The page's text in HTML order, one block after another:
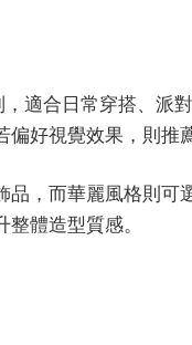
適合日常穿搭、派
好視覺效果，則推
，而華麗風格則可
體造型質感。